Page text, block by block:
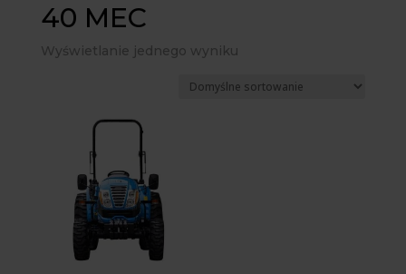
Biuro obsługi klienta czynne Pn-Sb: 8:00 – 20:00
40 MEC
Wyświetlanie jednego wyniku